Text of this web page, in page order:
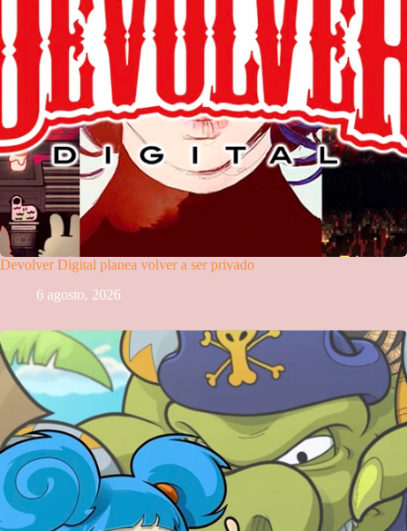
Devolver Digital planea volver a ser privado
6 agosto, 2026